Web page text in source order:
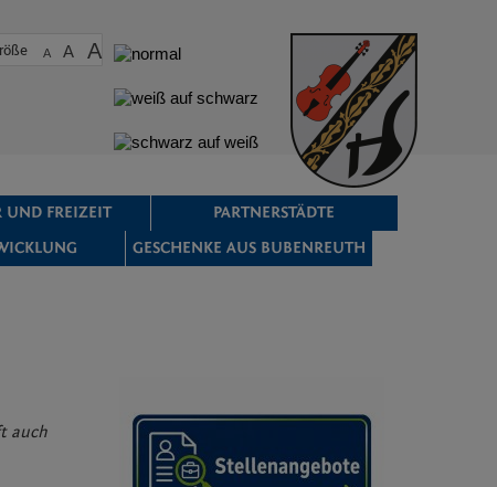
A A A
UND FREIZEIT
PARTNERSTÄDTE
GESCHENKE AUS BUBENREUTH
auch